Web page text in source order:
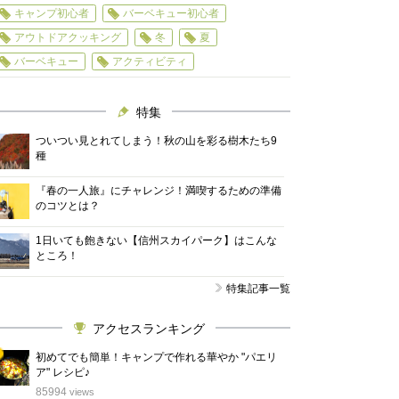
キャンプ初心者
バーベキュー初心者
アウトドアクッキング
冬
夏
バーベキュー
アクティビティ
特集
ついつい見とれてしまう！秋の山を彩る樹木たち9
種
『春の一人旅』にチャレンジ！満喫するための準備
のコツとは？
1日いても飽きない【信州スカイパーク】はこんな
ところ！
特集記事一覧
アクセスランキング
初めてでも簡単！キャンプで作れる華やか "パエリ
ア" レシピ♪
85994 views